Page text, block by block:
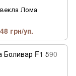
Лома
48 грн/уп.